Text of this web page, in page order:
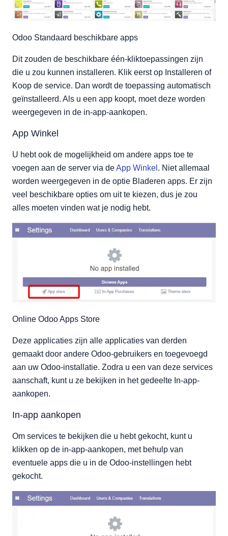
Odoo Standaard beschikbare apps
Dit zouden de beschikbare één-kliktoepassingen zijn
die u zou kunnen installeren. Klik eerst op Installeren of
Koop de service. Dan wordt de toepassing automatisch
geïnstalleerd. Als u een app koopt, moet deze worden
weergegeven in de in-app-aankopen.
App Winkel
U hebt ook de mogelijkheid om andere apps toe te
voegen aan de server via deApp Winkel . Niet allemaal
worden weergegeven in de optie Bladeren apps. Er zijn
veel beschikbare opties om uit te kiezen, dus je zou
alles moeten vinden wat je nodig hebt.
Online Odoo Apps Store
Deze applicaties zijn alle applicaties van derden
gemaakt door andere Odoo-gebruikers en toegevoegd
aan uw Odoo-installatie. Zodra u een van deze services
aanschaft, kunt u ze bekijken in het gedeelte In-app-
aankopen.
In-app aankopen
Om services te bekijken die u hebt gekocht, kunt u
klikken op de in-app-aankopen, met behulp van
eventuele apps die u in de Odoo-instellingen hebt
gekocht.